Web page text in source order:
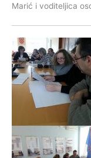
Marić i voditeljica